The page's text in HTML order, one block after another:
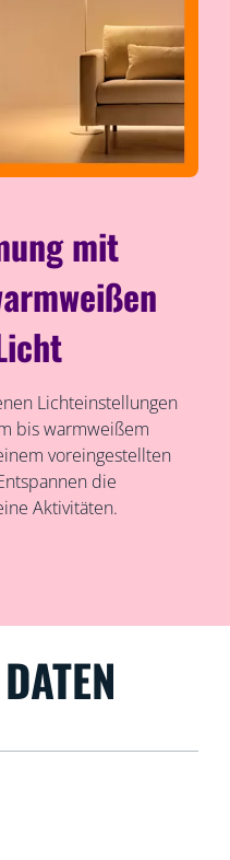
mit
Lichteinstellungen
bis warmweißem
voreingestellten
die
Aktivitäten.